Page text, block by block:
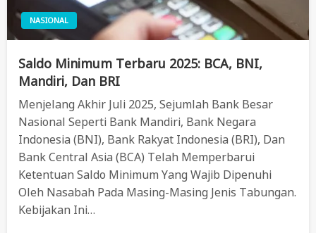
NASIONAL
Saldo Minimum Terbaru 2025: BCA, BNI,
Mandiri, Dan BRI
Menjelang Akhir Juli 2025, Sejumlah Bank Besar
Nasional Seperti Bank Mandiri, Bank Negara
Indonesia (BNI), Bank Rakyat Indonesia (BRI), Dan
Bank Central Asia (BCA) Telah Memperbarui
Ketentuan Saldo Minimum Yang Wajib Dipenuhi
Oleh Nasabah Pada Masing-Masing Jenis Tabungan.
Kebijakan Ini…